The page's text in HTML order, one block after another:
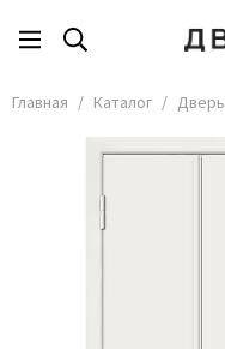
Главная Каталог